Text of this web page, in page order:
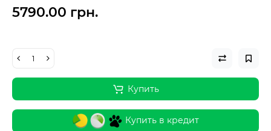
5790.00 грн.
Купить
Купить в кредит